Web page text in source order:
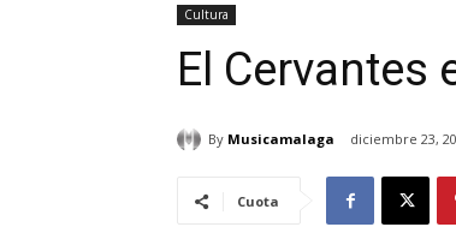
Cultura
El Cervantes
By Musicamalaga diciembre 23,
Cuota